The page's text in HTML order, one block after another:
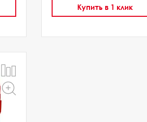
Купить в 1 клик